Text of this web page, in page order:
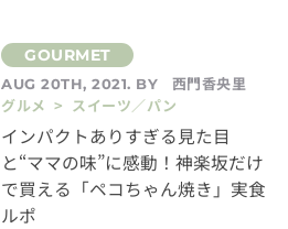
AUG 20TH, 2021. BY
西門香央里
グルメ > スイーツ／パン
インパクトありすぎる見た目
と“ママの味”に感動！神楽坂だけ
で買える「ペコちゃん焼き」実食
ルポ